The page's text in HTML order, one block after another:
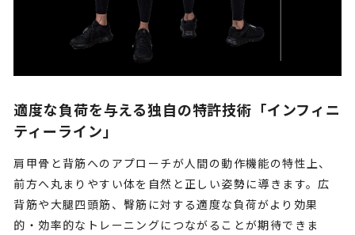
適度な負荷を与える独自の特許技術「インフィニ
ティーライン」
肩甲骨と背筋へのアプローチが人間の動作機能の特性上、
前方へ丸まりやすい体を自然と正しい姿勢に導きます。広
背筋や大腿四頭筋、臀筋に対する適度な負荷がより効果
的・効率的なトレーニングにつながることが期待できま